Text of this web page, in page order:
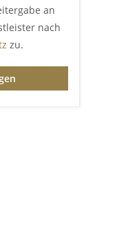
an
nach
zu.